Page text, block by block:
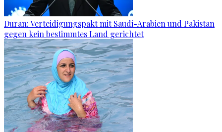
Duran: Verteidigungspakt mit Saudi-Arabien und Pakistan
gegen kein bestimmtes Land gerichtet